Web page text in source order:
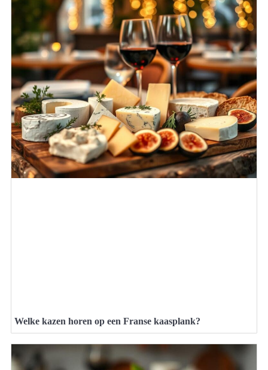
Welke kazen horen op een Franse kaasplank?